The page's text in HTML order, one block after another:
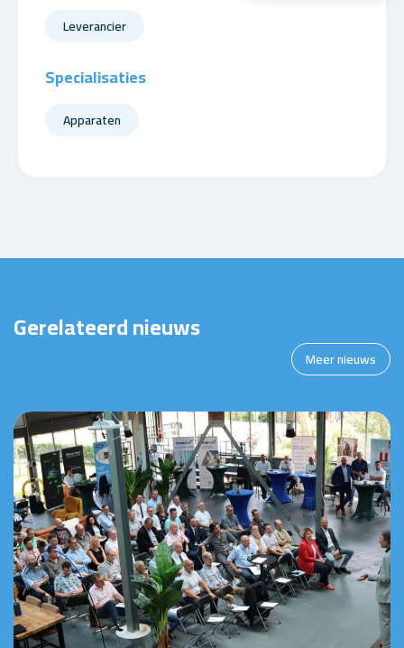
Leverancier
Specialisaties
Apparaten
Gerelateerd nieuws
Meer nieuws